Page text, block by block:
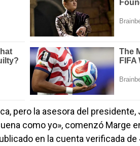
pero la asesora del presidente,
como yo», comenzó Marge
en la cuenta verificada de